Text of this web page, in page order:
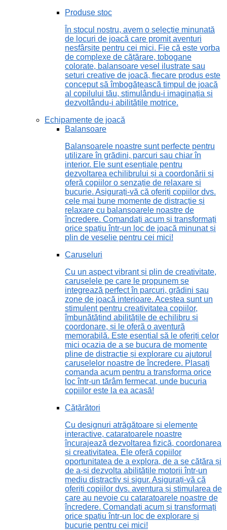
Produse stoc
În stocul nostru, avem o selecție minunată
de locuri de joacă care promit aventuri
nesfârșite pentru cei mici. Fie că este vorba
de complexe de cățărare, tobogane
colorate, balansoare vesel ilustrate sau
seturi creative de joacă, fiecare produs este
conceput să îmbogățească timpul de joacă
al copilului tău, stimulându-i imaginația și
dezvoltându-i abilitățile motrice.
Echipamente de joacă
Balansoare
Balansoarele noastre sunt perfecte pentru
utilizare în grădini, parcuri sau chiar în
interior. Ele sunt esențiale pentru
dezvoltarea echilibrului și a coordonării și
oferă copiilor o senzație de relaxare și
bucurie. Asigurați-vă că oferiți copiilor dvs.
cele mai bune momente de distracție și
relaxare cu balansoarele noastre de
încredere. Comandați acum și transformați
orice spațiu într-un loc de joacă minunat și
plin de veselie pentru cei mici!
Caruseluri
Cu un aspect vibrant și plin de creativitate,
caruselele pe care le propunem se
integrează perfect în parcuri, grădini sau
zone de joacă interioare. Acestea sunt un
stimulent pentru creativitatea copiilor,
îmbunătățind abilitățile de echilibru și
coordonare, și le oferă o aventură
memorabilă. Este esențial să le oferiți celor
mici ocazia de a se bucura de momente
pline de distracție și explorare cu ajutorul
caruselelor noastre de încredere. Plasați
comanda acum pentru a transforma orice
loc într-un tărâm fermecat, unde bucuria
copiilor este la ea acasă!
Cățărători
Cu designuri atrăgătoare și elemente
interactive, cataratoarele noastre
încurajează dezvoltarea fizică, coordonarea
și creativitatea. Ele oferă copiilor
oportunitatea de a explora, de a se cățăra și
de a-și dezvolta abilitățile motorii într-un
mediu distractiv și sigur. Asigurați-vă că
oferiți copiilor dvs. aventura și stimularea de
care au nevoie cu cataratoarele noastre de
încredere. Comandați acum și transformați
orice spațiu într-un loc de explorare și
bucurie pentru cei mici!